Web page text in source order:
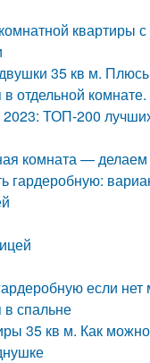
квартиры
35 кв м.
отдельной
2023: ТОП-200
комната — делаем
гардеробную:
если нет
в спальне
35 кв м. Как